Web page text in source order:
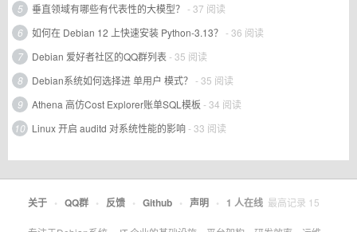
5
垂直领域有哪些有代表性的大模型？ - 37 阅读
6
如何在 Debian 12 上快速安装 Python-3.13？ - 36 阅读
7
Debian 爱好者社区的QQ群列表 - 35 阅读
8
Debian系统如何选择进 单用户 模式？ - 35 阅读
9
Athena 高仿Cost Explorer账单SQL模板 - 34 阅读
10 Linux 开启 auditd 对系统性能的影响- 33 阅读
关于 • QQ群 • 反馈 • Github • 声明 • 1 人在线 最高记录 15